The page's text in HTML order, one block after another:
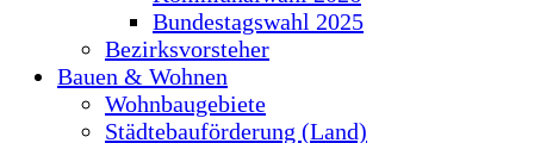
Bundestagswahl 2025
Bezirksvorsteher
Bauen & Wohnen
Wohnbaugebiete
Städtebauförderung (Land)